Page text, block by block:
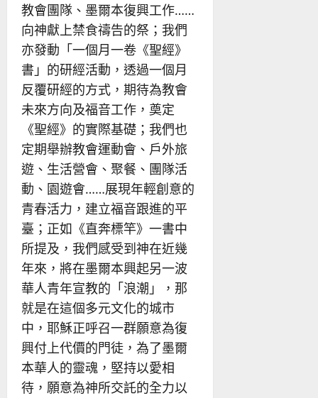
教會團隊、墨爾本復興工作……
向神獻上禁食禱告的祭；我們
亦發動「一個月一卷《聖經》
書」的研經活動，透過一個月
反覆研經的方式，期待為教會
未來方向及福音工作，奠定
《聖經》的實際基礎；我們也
定期舉辦教會運動會、戶外旅
遊、生活營會、聚餐、團隊活
動、園遊會……展現年輕創意的
青春活力，建立福音跟進的平
臺；正如《直奔標竿》一書中
所提及，我們感受到神在近幾
年來，將在墨爾本興起另一波
華人青年宣教的「浪潮」，那
就是在這個多元文化的城市
中，耶穌正呼召一群願意為復
興付上代價的門徒，為了墨爾
本華人的靈魂，堅持以愛相
待，願意為神所交託的全力以